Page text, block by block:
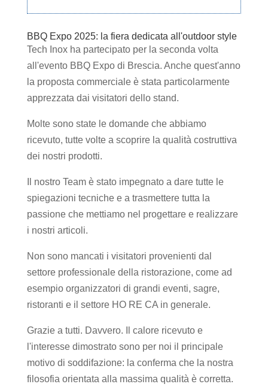
BBQ Expo 2025: la fiera dedicata all'outdoor style
Tech Inox ha partecipato per la seconda volta
all'evento BBQ Expo di Brescia. Anche quest'anno
la proposta commerciale è stata particolarmente
apprezzata dai visitatori dello stand.
Molte sono state le domande che abbiamo
ricevuto, tutte volte a scoprire la qualità costruttiva
dei nostri prodotti.
Il nostro Team è stato impegnato a dare tutte le
spiegazioni tecniche e a trasmettere tutta la
passione che mettiamo nel progettare e realizzare
i nostri articoli.
Non sono mancati i visitatori provenienti dal
settore professionale della ristorazione, come ad
esempio organizzatori di grandi eventi, sagre,
ristoranti e il settore HO RE CA in generale.
Grazie a tutti. Davvero. Il calore ricevuto e
l'interesse dimostrato sono per noi il principale
motivo di soddifazione: la conferma che la nostra
filosofia orientata alla massima qualità è corretta.